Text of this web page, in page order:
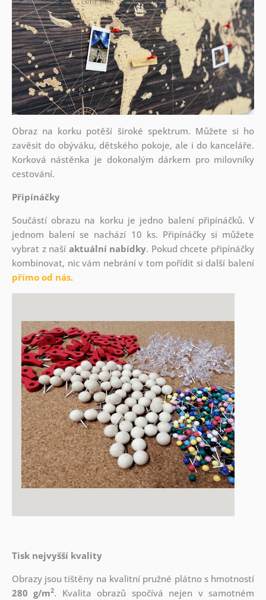
Obraz na korku potěší široké spektrum. Můžete si ho
zavěsit do obýváku, dětského pokoje, ale i do kanceláře.
Korková nástěnka je dokonalým dárkem pro milovníky
cestování.
Připínáčky
Součástí obrazu na korku je jedno balení připínáčků. V
jednom balení se nachází 10 ks. Připínáčky si můžete
vybrat z naší aktuální nabídky. Pokud chcete připínáčky
kombinovat, nic vám nebrání v tom pořídit si další balení
přímo od nás.
Tisk nejvyšší kvality
Obrazy jsou tištěny na kvalitní pružné plátno s hmotností
280 g/m2. Kvalita obrazů spočívá nejen v samotném